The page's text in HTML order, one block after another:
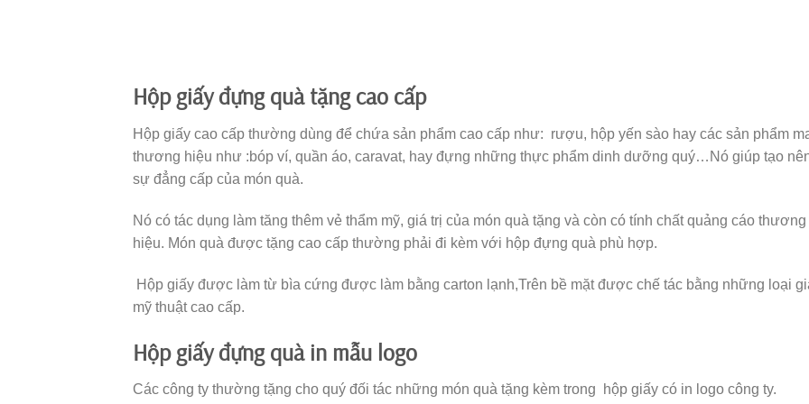
cho bạn bè thì có thể chọn hộp hình trái tim….Thông thường hộp đựng quà sinh nhật thường có màu sắc